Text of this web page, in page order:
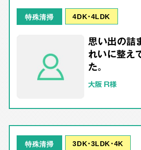
特殊清掃 4DK･4LDK
思い出の詰
れいに整え
た。
大阪 R様
特殊清掃 3DK･3LDK･4K